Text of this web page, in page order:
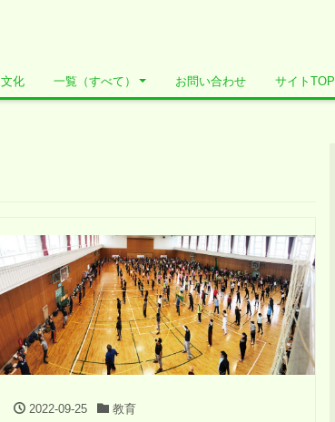
文化 一覧（すべて） お問い合わせ サイトTOP
2022-09-25 教育